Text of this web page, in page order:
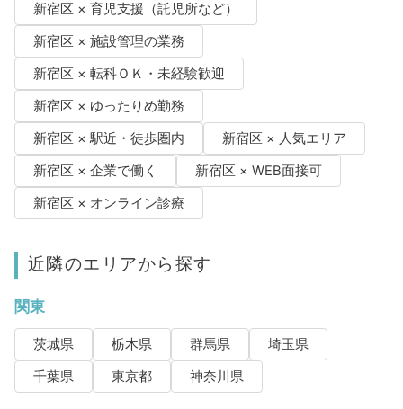
新宿区 × 育児支援（託児所など）
新宿区 × 施設管理の業務
新宿区 × 転科ＯＫ・未経験歓迎
新宿区 × ゆったりめ勤務
新宿区 × 駅近・徒歩圏内
新宿区 × 人気エリア
新宿区 × 企業で働く
新宿区 × WEB面接可
新宿区 × オンライン診療
近隣のエリアから探す
関東
茨城県 栃木県 群馬県
埼玉県
千葉県
東京都 神奈川県